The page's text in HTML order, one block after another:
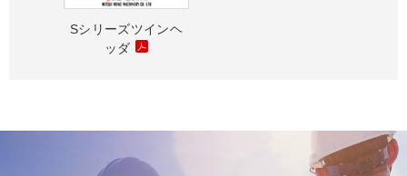
Sシリーズツインヘ
ッダ